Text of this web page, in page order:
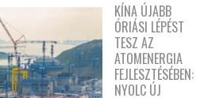
KÍNA ÚJABB
ÓRIÁSI LÉPÉST
TESZ AZ
ATOMENERGIA
FEJLESZTÉSÉBEN:
NYOLC ÚJ